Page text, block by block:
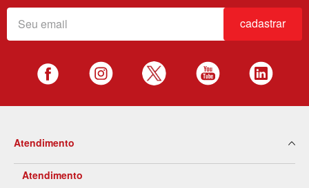
cadastrar
Atendimento
Atendimento